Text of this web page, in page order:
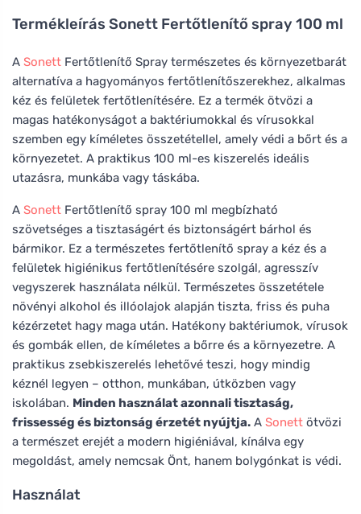
Termékleírás Sonett Fertőtlenítő spray 100 ml
A Sonett Fertőtlenítő Spray természetes és környezetbarát
alternatíva a hagyományos fertőtlenítőszerekhez, alkalmas
kéz és felületek fertőtlenítésére. Ez a termék ötvözi a
magas hatékonyságot a baktériumokkal és vírusokkal
szemben egy kíméletes összetétellel, amely védi a bőrt és a
környezetet. A praktikus 100 ml-es kiszerelés ideális
utazásra, munkába vagy táskába.
A Sonett Fertőtlenítő spray 100 ml megbízható
szövetséges a tisztaságért és biztonságért bárhol és
bármikor. Ez a természetes fertőtlenítő spray a kéz és a
felületek higiénikus fertőtlenítésére szolgál, agresszív
vegyszerek használata nélkül. Természetes összetétele
növényi alkohol és illóolajok alapján tiszta, friss és puha
kézérzetet hagy maga után. Hatékony baktériumok, vírusok
és gombák ellen, de kíméletes a bőrre és a környezetre. A
praktikus zsebkiszerelés lehetővé teszi, hogy mindig
kéznél legyen – otthon, munkában, útközben vagy
iskolában. Minden használat azonnali tisztaság,
frissesség és biztonság érzetét nyújtja. A Sonett ötvözi
a természet erejét a modern higiéniával, kínálva egy
megoldást, amely nemcsak Önt, hanem bolygónkat is védi.
Használat